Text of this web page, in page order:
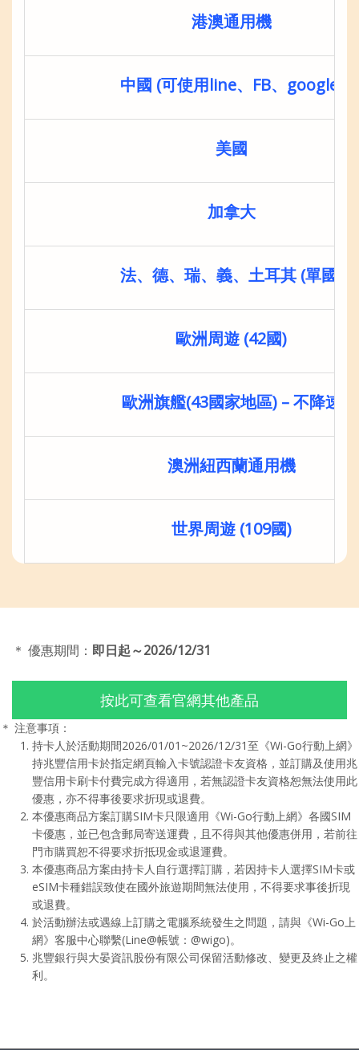
港澳通用機
中國 (可使用line、FB、google)
美國
加拿大
法、德、瑞、義、土耳其 (單國)
歐洲周遊 (42國)
歐洲旗艦(43國家地區) – 不降速
澳洲紐西蘭通用機
世界周遊 (109國)
＊ 優惠期間： 即日起～2026/12/31
按此可查看官網其他產品
＊ 注意事項：
持卡人於活動期間2026/01/01~2026/12/31至《Wi-Go行動上網》
持兆豐信用卡於指定網頁輸入卡號認證卡友資格，並訂購及使用兆
豐信用卡刷卡付費完成方得適用，若無認證卡友資格恕無法使用此
優惠，亦不得事後要求折現或退費。
本優惠商品方案訂購SIM卡只限適用《Wi-Go行動上網》各國SIM
卡優惠，並已包含郵局寄送運費，且不得與其他優惠併用，若前往
門市購買恕不得要求折抵現金或退運費。
本優惠商品方案由持卡人自行選擇訂購，若因持卡人選擇SIM卡或
eSIM卡種錯誤致使在國外旅遊期間無法使用，不得要求事後折現
或退費。
於活動辦法或遇線上訂購之電腦系統發生之問題，請與《Wi-Go上
網》客服中心聯繫(Line@帳號：@wigo)。
兆豐銀行與大晏資訊股份有限公司保留活動修改、變更及終止之權
利。